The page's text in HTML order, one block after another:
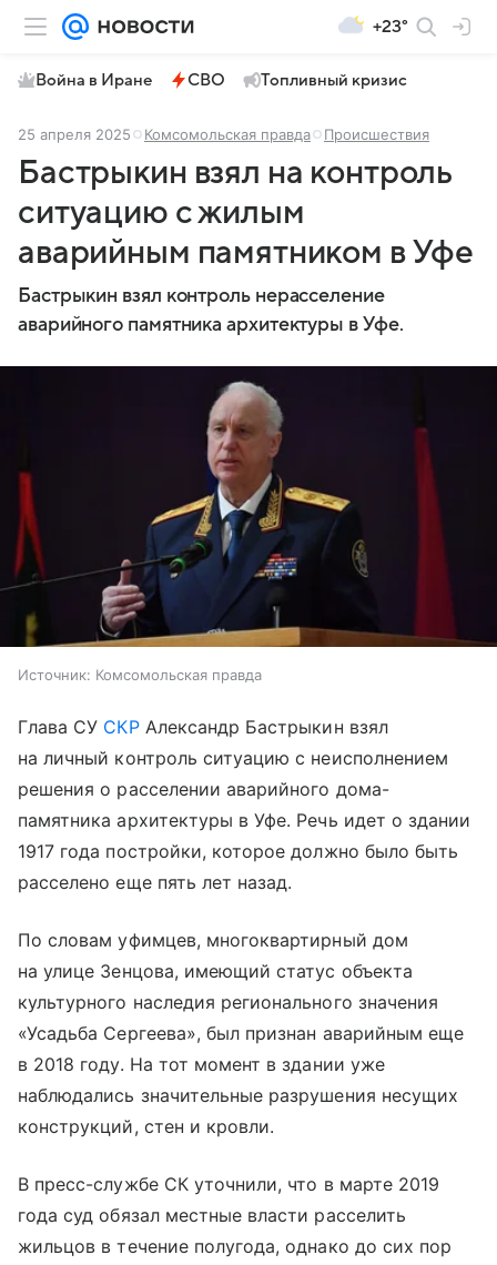
+23°
Война в Иране СВО Топливный кризис
25 апреля 2025 Комсомольская правда Происшествия
Бастрыкин взял на контроль
ситуацию с жилым
аварийным памятником в Уфе
Бастрыкин взял контроль нерасселение
аварийного памятника архитектуры в Уфе.
Источник: Комсомольская правда
Глава СУ СКРАлександр Бастрыкин взял
на личный контроль ситуацию с неисполнением
решения о расселении аварийного дома-
памятника архитектуры в Уфе. Речь идет о здании
1917 года постройки, которое должно было быть
расселено еще пять лет назад.
По словам уфимцев, многоквартирный дом
на улице Зенцова, имеющий статус объекта
культурного наследия регионального значения
«Усадьба Сергеева», был признан аварийным еще
в 2018 году. На тот момент в здании уже
наблюдались значительные разрушения несущих
конструкций, стен и кровли.
В пресс-службе СК уточнили, что в марте 2019
года суд обязал местные власти расселить
жильцов в течение полугода, однако до сих пор